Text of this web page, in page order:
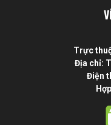
Trực
Địa chỉ:
Điện